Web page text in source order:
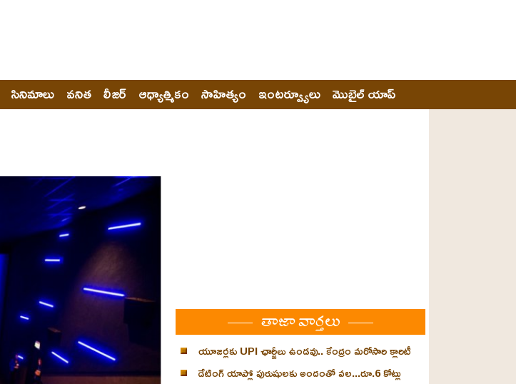
సినిమాలు వనిత లీజర్ ఆధ్యాత్మికం సాహిత్యం ఇంటర్వ్యూలు మొబైల్ యాప్
తాజా వార్తలు
యూజర్లకు UPI ఛార్జీలు ఉండవు.. కేంద్రం మరోసారి క్లారిటీ
డేటింగ్ యాప్లో పురుషులకు అందంతో వల...రూ.6 కోట్లు